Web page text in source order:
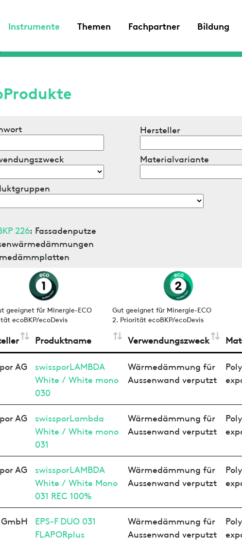
Instrumente Themen Fachpartner Bildung
Hersteller
Materialvariante
226: Fassadenputze
geeignet für Minergie-ECO
ecoBKP/ecoDevis
Gut geeignet für Minergie-ECO
2. Priorität ecoBKP/ecoDevis
Produktname Verwendungszweck
AG
swissporLAMBDA
White / White mono
030
Wärmedämmung für
Aussenwand verputzt
AG
swissporLambda
White / White mono
031
Wärmedämmung für
Aussenwand verputzt
AG
swissporLAMBDA
White / White Mono
031 REC 100%
Wärmedämmung für
Aussenwand verputzt
EPS-F DUO 031
FLAPORplus
Wärmedämmung für
Aussenwand verputzt